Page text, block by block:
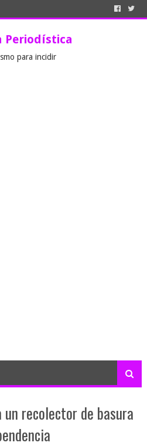
Periodística
para incidir
un recolector de basura